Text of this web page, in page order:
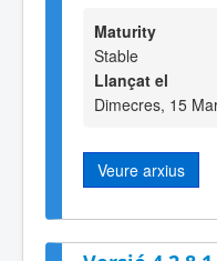
Maturity
Stable
Llançat el
Dimecres, 15
Veure arxius